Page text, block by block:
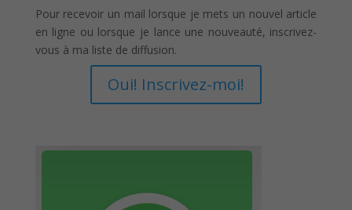
Pour recevoir un mail lorsque je mets un nouvel article
en ligne ou lorsque je lance une nouveauté, inscrivez-
vous à ma liste de diffusion.
Oui! Inscrivez-moi!